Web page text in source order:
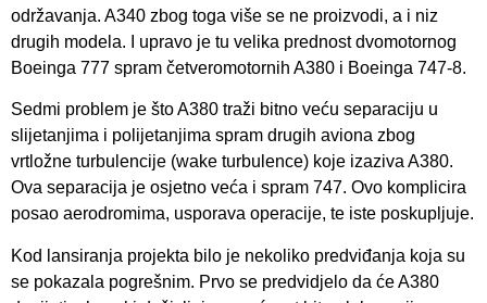
održavanja. A340 zbog toga više se ne proizvodi, a i niz
drugih modela. I upravo je tu velika prednost dvomotornog
Boeinga 777 spram četveromotornih A380 i Boeinga 747-8.
Sedmi problem je što A380 traži bitno veću separaciju u
slijetanjima i polijetanjima spram drugih aviona zbog
vrtložne turbulencije (wake turbulence) koje izaziva A380.
Ova separacija je osjetno veća i spram 747. Ovo komplicira
posao aerodromima, usporava operacije, te iste poskupljuje.
Kod lansiranja projekta bilo je nekoliko predviđanja koja su
se pokazala pogrešnim. Prvo se predvidjelo da će A380